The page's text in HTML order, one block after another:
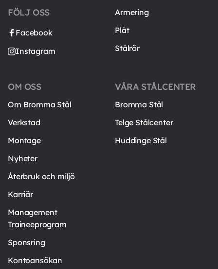
FÖLJ OSS
Facebook
Instagram
Armering
Plåt
Stålrör
VÅRA STÅLCENTER
Bromma Stål
Telge Stålcenter
Huddinge Stål
OM OSS
Om Bromma Stål
Verkstad
Montage
Nyheter
Återbruk och miljö
Karriär
Management
Traineeprogram
Sponsring
Kontoansökan